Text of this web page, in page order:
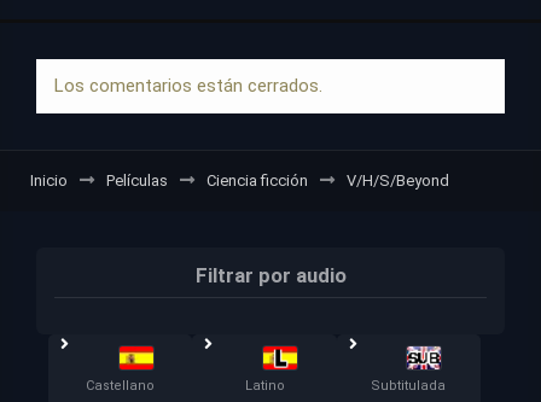
Los comentarios están cerrados.
Inicio Películas Ciencia ficción V/H/S/Beyond
Filtrar por audio
Castellano Latino Subtitulada